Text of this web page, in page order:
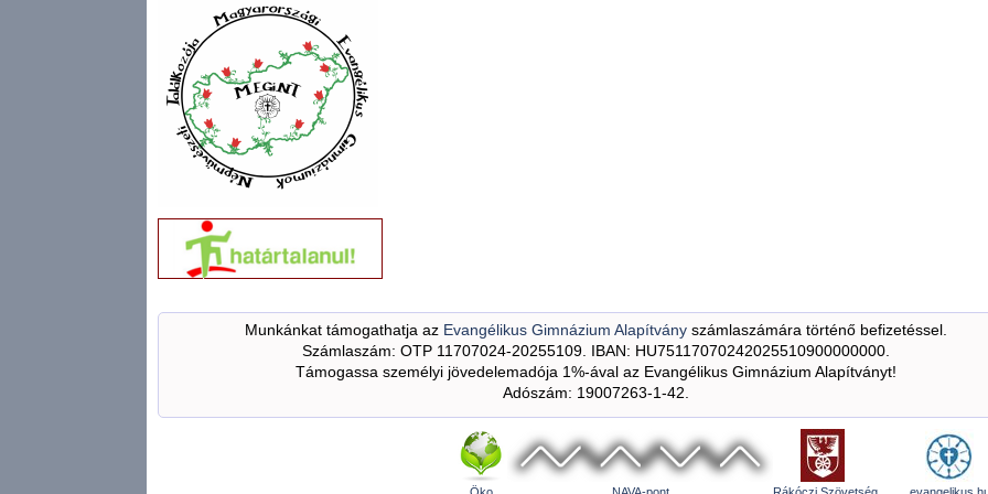
Munkánkat támogathatja az Evangélikus Gimnázium Alapítványszámlaszámára történő befizetéssel.
Számlaszám: OTP 11707024-20255109. IBAN: HU75117070242025510900000000.
Támogassa személyi jövedelemadója 1%-ával az Evangélikus Gimnázium Alapítványt!
Adószám: 19007263-1-42.